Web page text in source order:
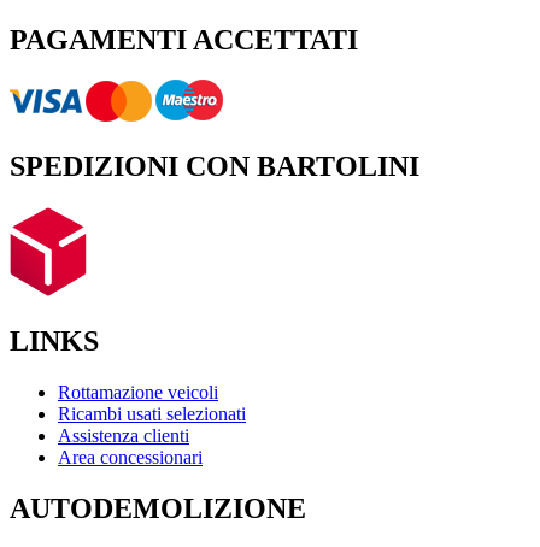
PAGAMENTI ACCETTATI
SPEDIZIONI CON BARTOLINI
LINKS
Rottamazione veicoli
Ricambi usati selezionati
Assistenza clienti
Area concessionari
AUTODEMOLIZIONE